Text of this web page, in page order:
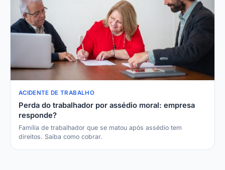
ACIDENTE DE TRABALHO
Perda do trabalhador por assédio moral: empresa
responde?
Família de trabalhador que se matou após assédio tem
direitos. Saiba como cobrar.